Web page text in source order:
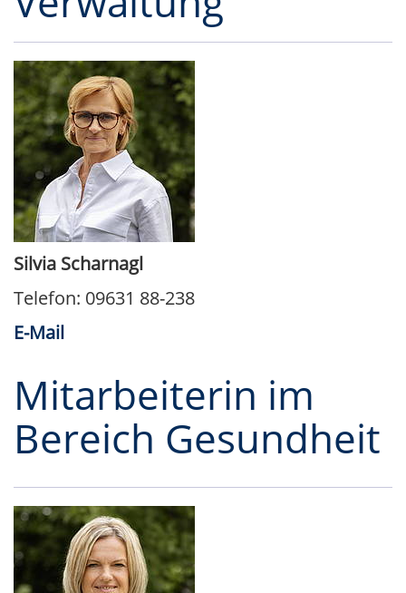
Silvia Scharnagl
Telefon: 09631 88-238
E-Mail
Mitarbeiterin im
Bereich Gesundheit